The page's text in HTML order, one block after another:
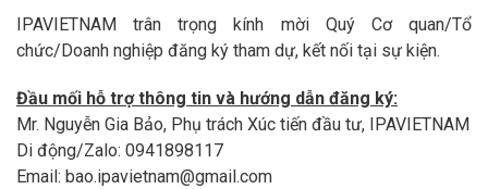
IPAVIETNAM trân trọng kính mời Quý Cơ quan/Tổ
chức/Doanh nghiệp đăng ký tham dự, kết nối tại sự kiện.
Đầu mối hỗ trợ thông tin và hướng dẫn đăng ký:
Mr. Nguyễn Gia Bảo, Phụ trách Xúc tiến đầu tư, IPAVIETNAM
Di động/Zalo: 0941898117
Email: bao.ipavietnam@gmail.com